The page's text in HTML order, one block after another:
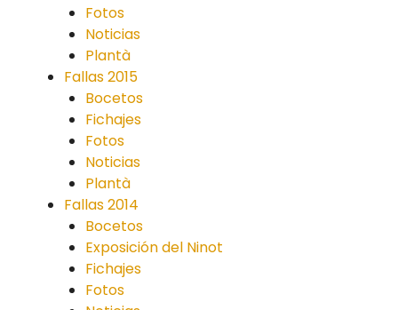
Fotos
Noticias
Plantà
Fallas 2015
Bocetos
Fichajes
Fotos
Noticias
Plantà
Fallas 2014
Bocetos
Exposición del Ninot
Fichajes
Fotos